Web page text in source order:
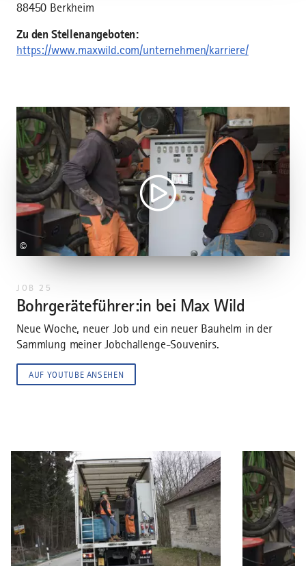
88450 Berkheim
Zu den Stellenangeboten:
https://www.maxwild.com/unternehmen/karriere/
©
Um diesen Inhalt sehen zu können, musst Du unseren
Cookies zustimmen.
COOKIE-EINWILLIGUNG ÄNDERN
JOB 25
Bohrgeräteführer:in bei Max Wild
Neue Woche, neuer Job und ein neuer Bauhelm in der
Sammlung meiner Jobchallenge-Souvenirs.
AUF YOUTUBE ANSEHEN